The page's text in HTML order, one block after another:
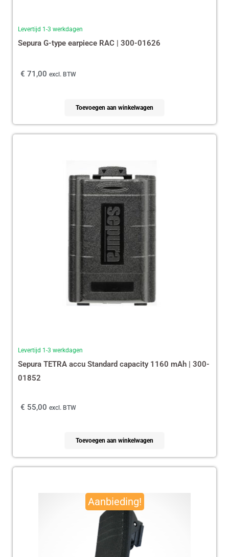
Levertijd 1-3 werkdagen
Sepura G-type earpiece RAC | 300-01626
€ 71,00 excl. BTW
Toevoegen aan winkelwagen
Levertijd 1-3 werkdagen
Sepura TETRA accu Standard capacity 1160 mAh | 300-
01852
€ 55,00 excl. BTW
Toevoegen aan winkelwagen
Aanbieding!